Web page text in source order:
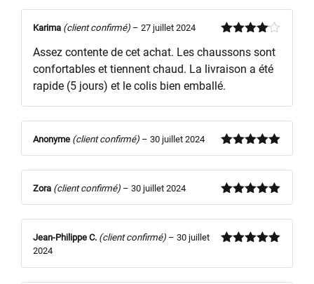
sur 5
Karima (client confirmé) – 27 juillet 2024
Assez contente de cet achat. Les chaussons sont
confortables et tiennent chaud. La livraison a été
rapide (5 jours) et le colis bien emballé.
Note5sur
Anonyme (client confirmé) – 30 juillet 2024
Note5sur
Zora (client confirmé) – 30 juillet 2024
5
Jean-Philippe C. (client confirmé) – 30 juillet
2024